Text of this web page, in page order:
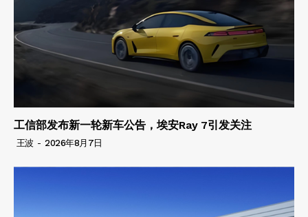
工信部发布新一轮新车公告，埃安Ray 7引发关注
王波 - 2026年8月7日